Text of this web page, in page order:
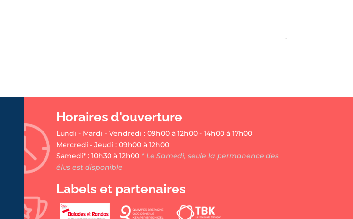
Horaires d'ouverture
Lundi - Mardi - Vendredi : 09h00 à 12h00 - 14h00 à 17h00
Mercredi - Jeudi : 09h00 à 12h00
Samedi* : 10h30 à 12h00* Le Samedi, seule la permanence des
élus est disponible
Labels et partenaires